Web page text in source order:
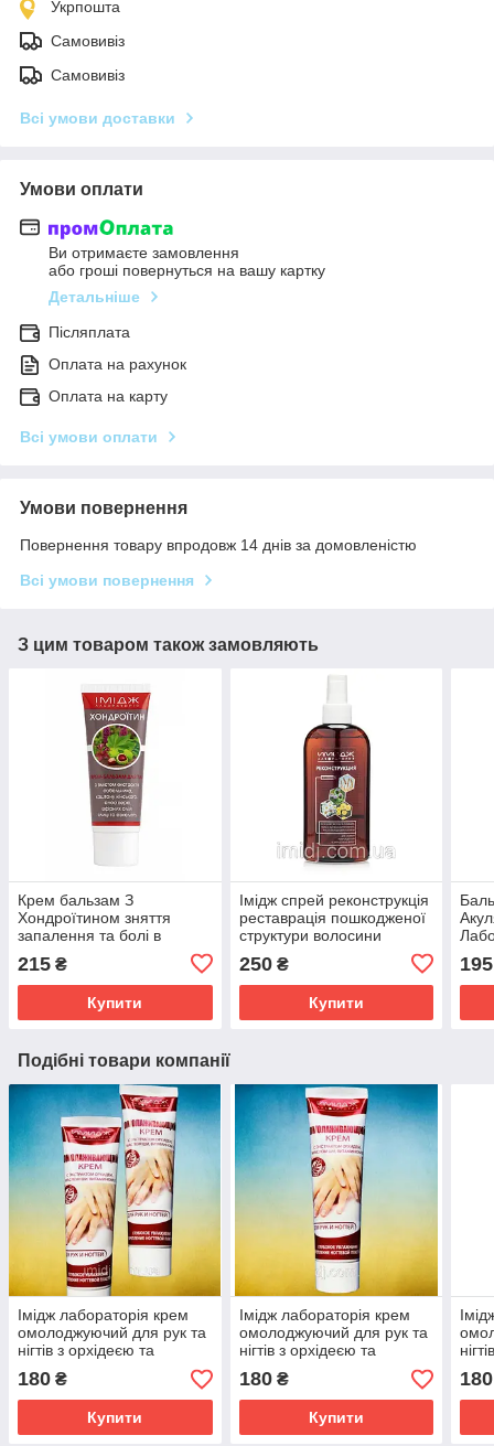
Укрпошта
Самовивіз
Самовивіз
Всі умови доставки
Умови оплати
Ви отримаєте замовлення
або гроші повернуться на вашу картку
Детальніше
Післяплата
Оплата на рахунок
Оплата на карту
Всі умови оплати
Умови повернення
Повернення товару впродовж 14 днів за домовленістю
Всі умови повернення
З цим товаром також замовляють
Крем бальзам З
Хондроїтином зняття
запалення та болі в
суглобах, м'язах і хребті
Імідж Лабораторія
215 ₴
Купити
Імідж спрей реконструкція
реставрація пошкодженої
структури волосини
250₴
Купити
195
Подібні товари компанії
Імідж лабораторія крем
омолоджуючий для рук та
нігтів з орхідеєю та
вітамінами
180 ₴
Купити
Імідж лабораторія крем
омолоджуючий для рук та
нігтів з орхідеєю та
вітамінами
180₴
Купити
180